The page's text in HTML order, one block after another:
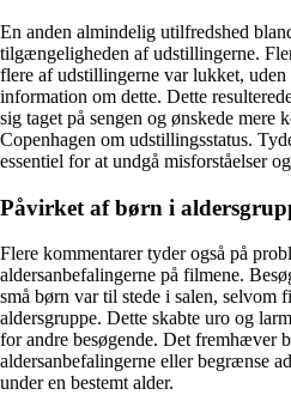
En anden almindelig utilfredshed
tilgængeligheden af udstillingerne.
flere af udstillingerne var lukket,
information om dette. Dette
sig taget på sengen og ønskede mere
Copenhagen om udstillingsstatus.
essentiel for at undgå misforståelser
Påvirket af børn i
Flere kommentarer tyder også på
aldersanbefalingerne på filmene.
små børn var til stede i salen, selvom
aldersgruppe. Dette skabte uro og
for andre besøgende. Det fremhæver
aldersanbefalingerne eller begrænse
under en bestemt alder.